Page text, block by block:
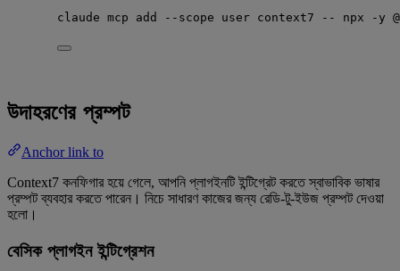
claude mcp add --scope user context7 -- npx -y
উদাহরণের প্রম্পট
Anchor link to
Context7 কনফিগার হয়ে গেলে, আপনি প্লাগইনটি ইন্টিগ্রেট করতে স্বাভাবিক ভাষার
প্রম্পট ব্যবহার করতে পারেন। নিচে সাধারণ কাজের জন্য রেডি-টু-ইউজ প্রম্পট দেওয়া
হলো।
বেসিক প্লাগইন ইন্টিগ্রেশন